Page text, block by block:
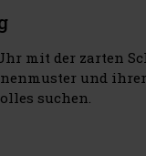
mit der zarten
und
suchen.